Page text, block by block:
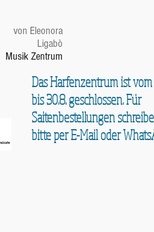
von Eleonora
Ligabò
Musik Zentrum
Das Harfenzentrum ist vom
bis 30.8. geschlossen. Für
Saitenbestellungen
bitte per E-Mail oder